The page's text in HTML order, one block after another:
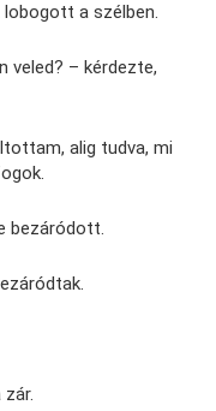
lobogott a szélben.
veled? – kérdezte,
alig tudva, mi
bezáródott.